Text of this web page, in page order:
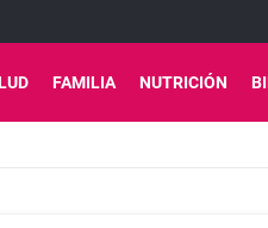
FAMILIA NUTRICIÓN